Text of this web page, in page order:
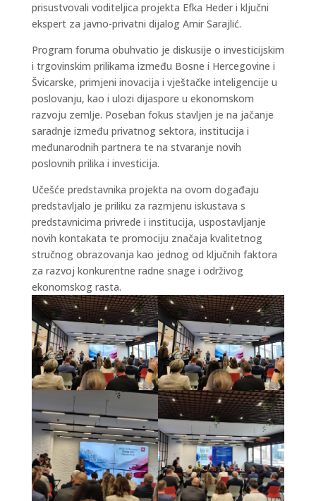
prisustvovali voditeljica projekta Efka Heder i ključni
ekspert za javno-privatni dijalog Amir Sarajlić.
Program foruma obuhvatio je diskusije o investicijskim
i trgovinskim prilikama između Bosne i Hercegovine i
Švicarske, primjeni inovacija i vještačke inteligencije u
poslovanju, kao i ulozi dijaspore u ekonomskom
razvoju zemlje. Poseban fokus stavljen je na jačanje
saradnje između privatnog sektora, institucija i
međunarodnih partnera te na stvaranje novih
poslovnih prilika i investicija.
Učešće predstavnika projekta na ovom događaju
predstavljalo je priliku za razmjenu iskustava s
predstavnicima privrede i institucija, uspostavljanje
novih kontakata te promociju značaja kvalitetnog
stručnog obrazovanja kao jednog od ključnih faktora
za razvoj konkurentne radne snage i održivog
ekonomskog rasta.